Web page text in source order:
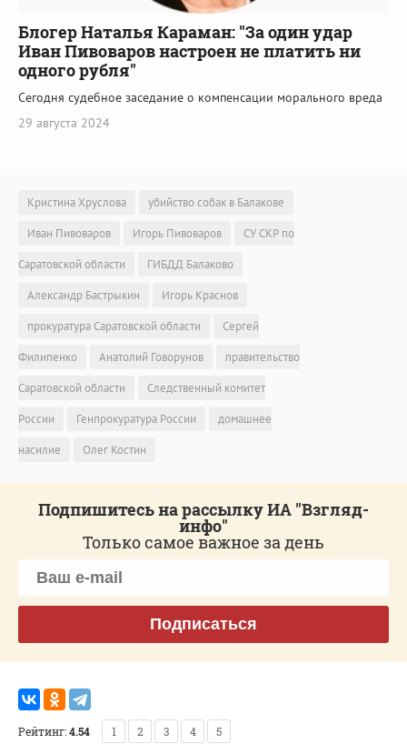
Блогер Наталья Караман: "За один удар
Иван Пивоваров настроен не платить ни
одного рубля"
Сегодня судебное заседание о компенсации морального вреда
29 августа 2024
Кристина Хруслова
убийство собак в Балакове
Иван Пивоваров
Игорь Пивоваров
СУ СКР по
Саратовской области
ГИБДД Балаково
Александр Бастрыкин
Игорь Краснов
прокуратура Саратовской области
Сергей
Филипенко
Анатолий Говорунов
правительство
Саратовской области
Следственный комитет
России
Генпрокуратура России
домашнее
насилие
Олег Костин
Подпишитесь на рассылку ИА "Взгляд-
инфо"
Только самое важное за день
Подписаться
Рейтинг:4.54 1 2 3 4 5